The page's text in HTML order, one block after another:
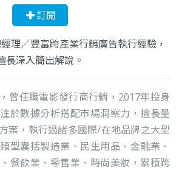
訂閱
理／豐富跨產業行銷廣告執行經驗，
長深入簡出解說。
曾任職電影發行商行銷，2017年投身
於數據分析搭配市場洞察力，擅長量
案，執行過諸多國際/在地品牌之大型
型囊括製造業、民生用品、金融業、
餐飲業、零售業、時尚美妝，累積跨